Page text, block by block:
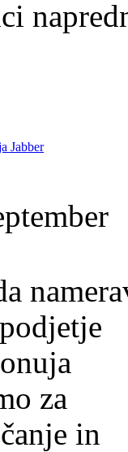
Jabber
za
in